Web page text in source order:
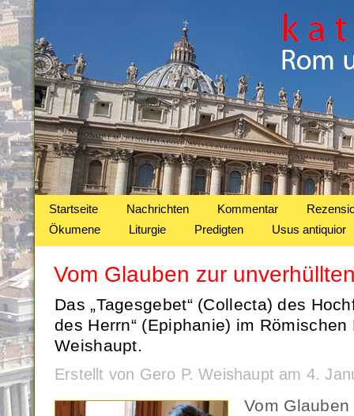
Startseite Nachrichten Kommentar
Ökumene
Liturgie Predigten Usus antiquior
Vom Glauben zur
Das „Tagesgebet“ (Collecta) des
des Herrn“ (Epiphanie) im Römischen
Weishaupt.
Erstellt von Gero P. Weishaupt am 4.
Vom